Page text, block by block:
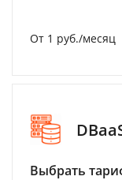
От 1 руб./месяц
Выбрать